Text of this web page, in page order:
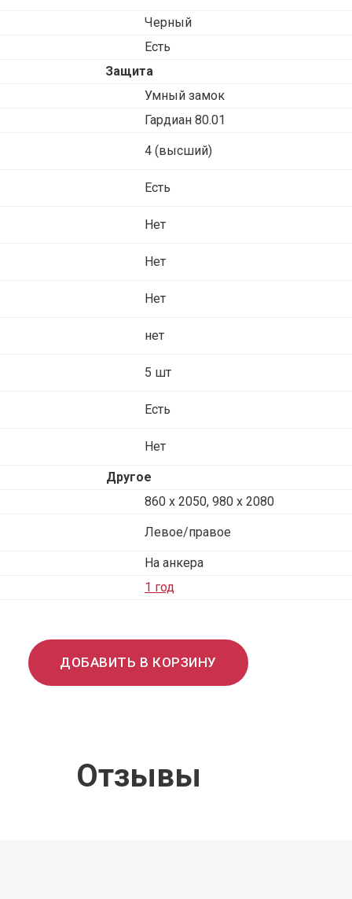
Черный
Есть
Защита
Умный замок
Гардиан 80.01
4 (высший)
Есть
Нет
Нет
Нет
нет
5 шт
Есть
Нет
Другое
860 х 2050, 980 x 2080
Левое/правое
На анкера
1 год
ДОБАВИТЬ В КОРЗИНУ
Отзывы